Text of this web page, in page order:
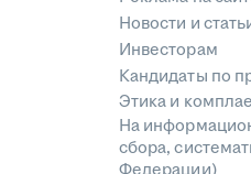
Новости и
Инвесторам
Кандидаты по
Этика и
На
сбора,